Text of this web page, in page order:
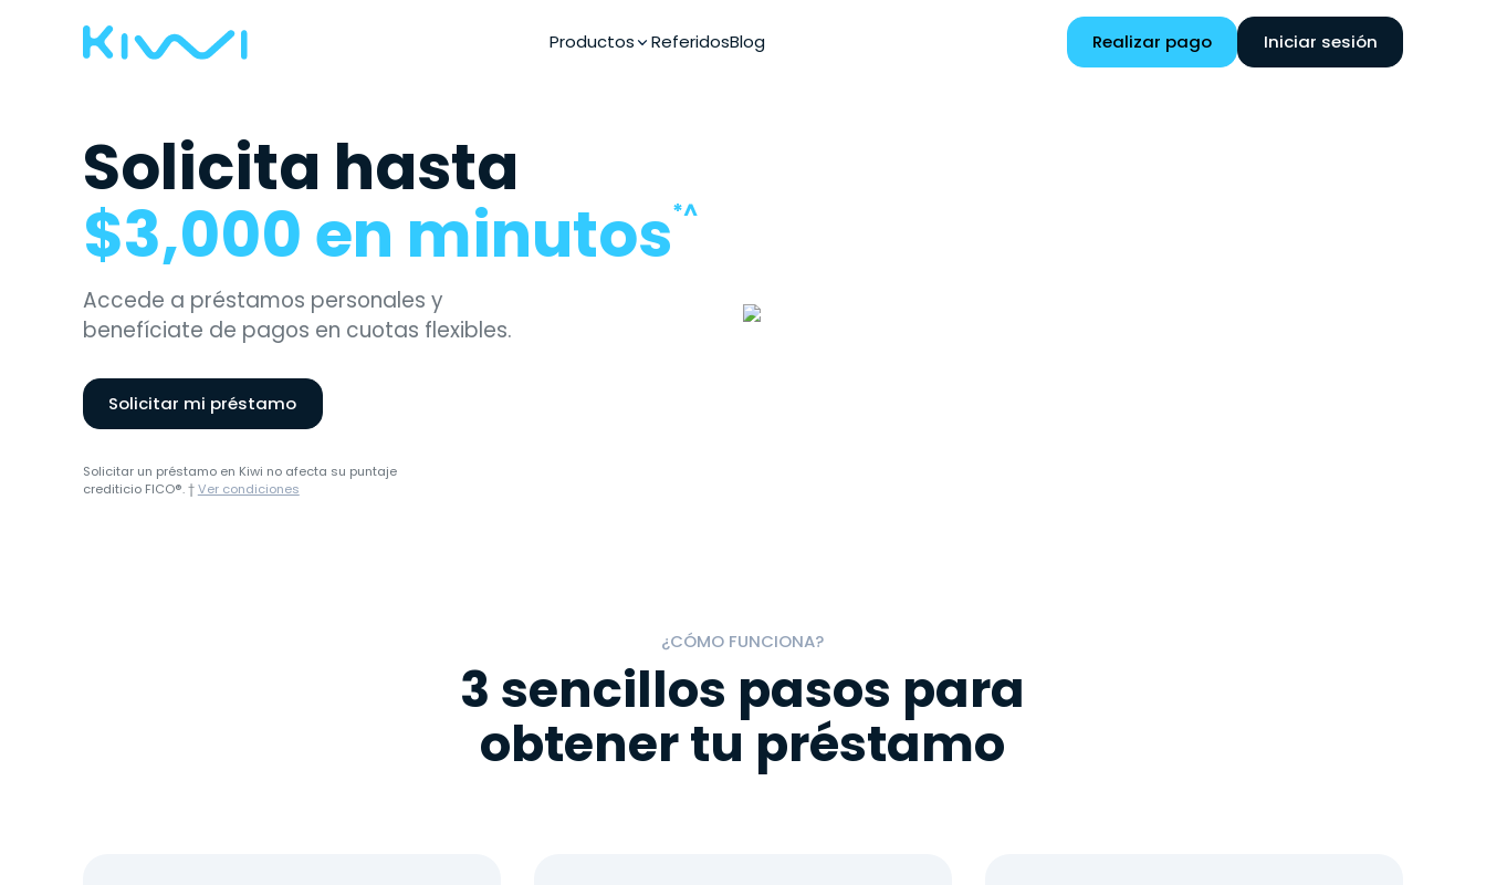
Productos ReferidosBlog Realizar pago Iniciar sesión
Solicita hasta
$3,000 en minutos*^
Accede a préstamos personales y
benefíciate de pagos en cuotas flexibles.
Solicitar mi préstamo
Solicitar un préstamo en Kiwi no afecta su puntaje
crediticio FICO®. †Ver condiciones
¿CÓMO FUNCIONA?
3 sencillos pasos para
obtener tu préstamo